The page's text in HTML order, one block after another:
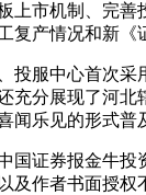
上市机制、完
产情况和新《
中心首次采
充分展现了河
闻乐见的形式
国证券报金牛
及作者书面授